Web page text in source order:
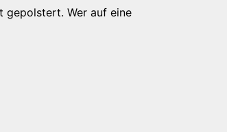
gepolstert. Wer auf eine